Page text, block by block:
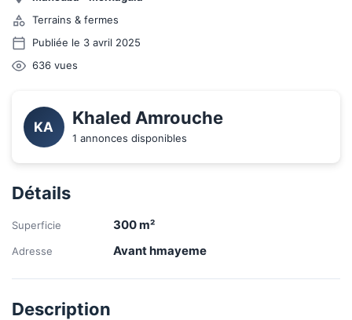
Terrains & fermes
Publiée le 3 avril 2025
636 vues
KA Khaled Amrouche
1 annonces disponibles
Détails
Superficie 300m²
Adresse Avant hmayeme
Description